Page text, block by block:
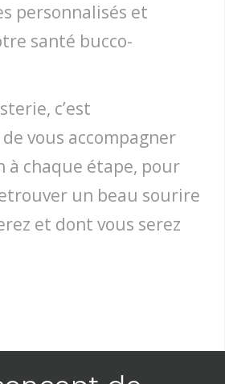
personnalisés et
santé bucco-
c’est
vous accompagner
à chaque étape, pour
un beau sourire
et dont vous serez